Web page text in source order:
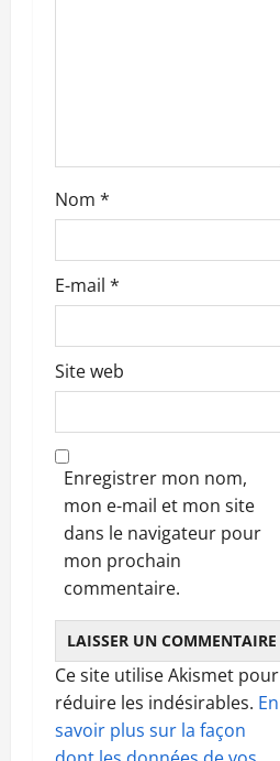
e
Nom *
E-mail *
Site web
Enregistrer mon nom,
mon e-mail et mon site
dans le navigateur pour
mon prochain
commentaire.
Ce site utilise Akismet pour
réduire les indésirables. En
savoir plus sur la façon